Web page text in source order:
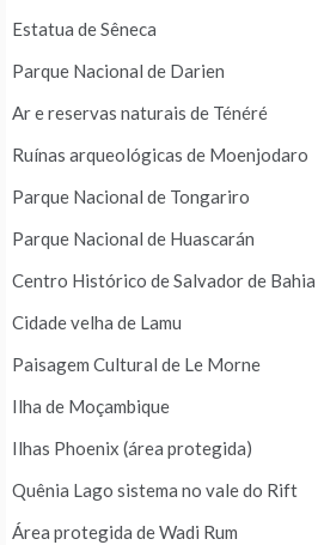
Estatua de Sêneca
Parque Nacional de Darien
Ar e reservas naturais de Ténéré
Ruínas arqueológicas de Moenjodaro
Parque Nacional de Tongariro
Parque Nacional de Huascarán
Centro Histórico de Salvador de Bahia
Cidade velha de Lamu
Paisagem Cultural de Le Morne
Ilha de Moçambique
Ilhas Phoenix (área protegida)
Quênia Lago sistema no vale do Rift
Área protegida de Wadi Rum